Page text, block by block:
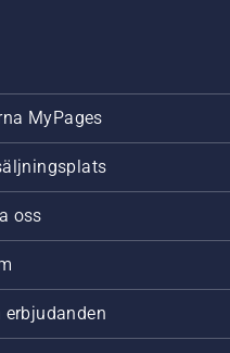
MyPages
oss
erbjudanden